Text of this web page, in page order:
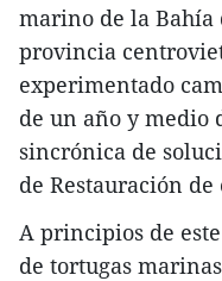
marino de la Bahía
provincia
experimentado
de un año y medio
sincrónica de
de Restauración de
A principios de
de tortugas